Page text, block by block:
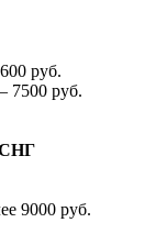
600 руб.
7500 руб.
СНГ
9000 руб.